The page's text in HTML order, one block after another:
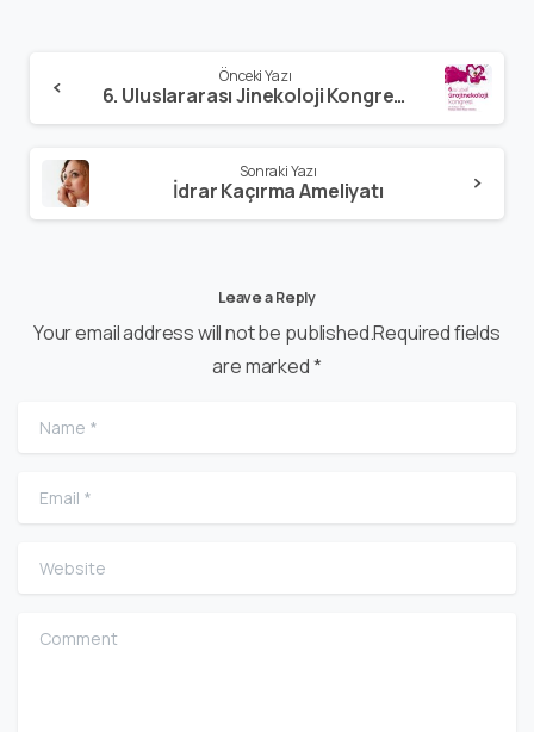
Önceki Yazı
6. Uluslararası Jinekoloji Kongresi – 2013
Sonraki Yazı
İdrar Kaçırma Ameliyatı
Leave a Reply
Your email address will not be published.Required fields
are marked *
Name
Email
Website
Comment